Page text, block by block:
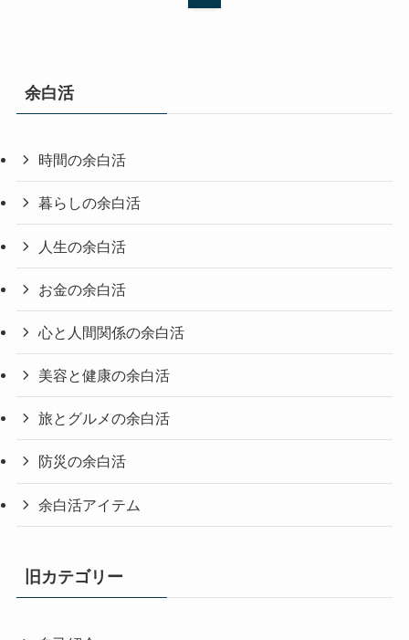
余白活
時間の余白活
暮らしの余白活
人生の余白活
お金の余白活
心と人間関係の余白活
美容と健康の余白活
旅とグルメの余白活
防災の余白活
余白活アイテム
旧カテゴリー